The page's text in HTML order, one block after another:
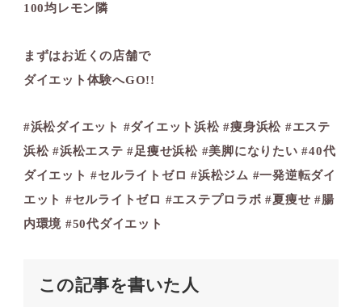
100均レモン隣
まずはお近くの店舗で
ダイエット体験へGO!!
#浜松ダイエット #ダイエット浜松 #痩身浜松 #エステ
浜松 #浜松エステ #足痩せ浜松 #美脚になりたい #40代
ダイエット #セルライトゼロ #浜松ジム #一発逆転ダイ
エット #セルライトゼロ #エステプロラボ #夏痩せ #腸
内環境 #50代ダイエット
この記事を書いた人